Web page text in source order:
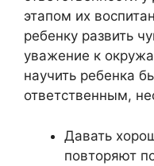
этапом их
ребенку развить
уважение к
научить ребенка
ответственным,
Давать
повторяют